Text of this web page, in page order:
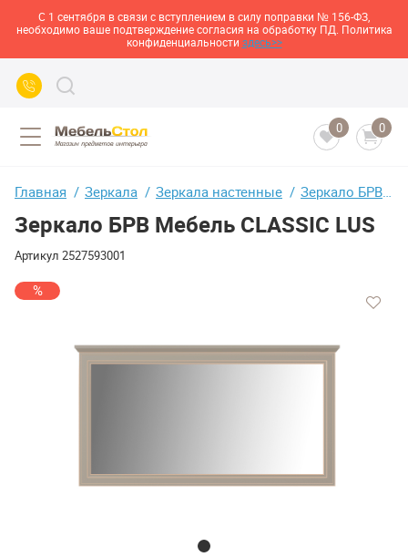
С 1 сентября в связи с вступлением в силу поправки № 156-ФЗ,
необходимо ваше подтверждение согласия на обработку ПД. Политика
конфиденциальности здесь>>
0 0
Главная Зеркала Зеркала настенные Зеркало БРВ Мебель CLASSIC LUS
Зеркало БРВ Мебель CLASSIC LUS
Артикул 2527593001
%